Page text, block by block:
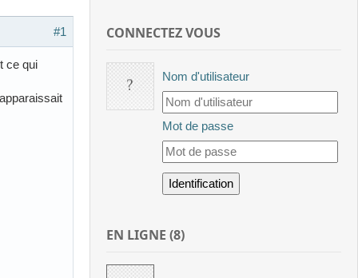
#1
ce qui
CONNECTEZ VOUS
Nom d'utilisateur
Mot de passe
EN LIGNE (8)